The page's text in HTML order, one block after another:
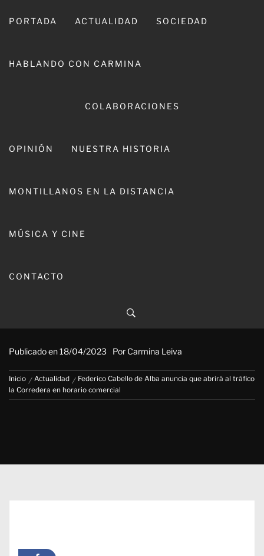
PORTADA ACTUALIDAD SOCIEDAD
HABLANDO CON CARMINA
COLABORACIONES
OPINIÓN NUESTRA HISTORIA
MONTILLANOS EN LA DISTANCIA
MÚSICA Y CINE
CONTACTO
Federico Cabello de Alba
Corredera en horario comercial
Publicado en18/04/2023 Por Carmina Leiva
Inicio Actualidad
Federico Cabello de Alba anuncia que abrirá al tráfico
la Corredera en horario comercial